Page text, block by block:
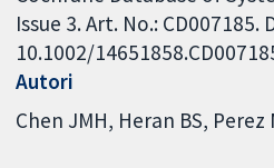
Issue 3. Art. No.: CD007185.
10.1002/
Autori
Chen JMH Heran BS Perez